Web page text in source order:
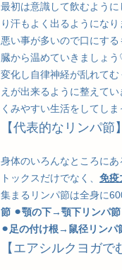
最初は意識して飲むよう
り汗もよく出るようになり
悪い事が多いので口にす
臓から温めていきましょ
変化し自律神経が乱れて
えが出来るように整えて
くみやすい生活をしてし
【代表的なリンパ節】
身体のいろんなところに
トックスだけでなく、 免疫
集まるリンパ節は全身に
節 ⚫︎顎の下→顎下リンパ節
⚫︎足の付け根→鼠径リンパ
【エアシルクヨガで